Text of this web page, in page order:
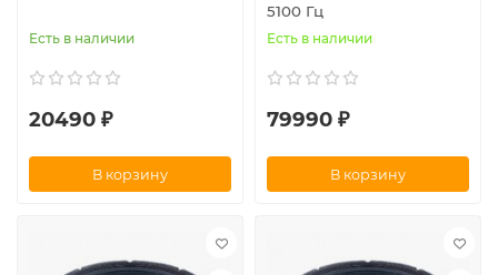
Есть в наличии
20490 ₽
В корзину
5100 Гц
Есть в наличии
79990 ₽
В корзину